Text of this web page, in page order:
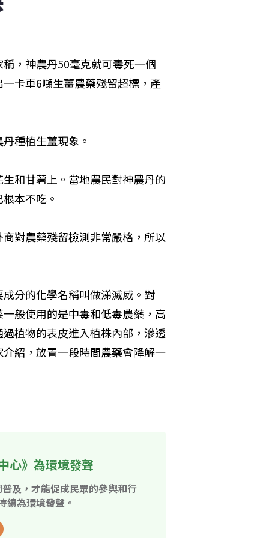
，神農丹50毫克就可毒死一個
卡車6噸生薑農藥殘留超標，產
種植生薑現象。
和甘薯上。當地農民對神農丹的
本不吃。
對農藥殘留檢測非常嚴格，所以
分的化學名稱叫做涕滅威。對
般使用的是中毒和低毒農藥，高
植物的表皮進入植株內部，滲透
紹，放置一段時間農藥會降解一
心》為環境發聲
及，才能促成民眾的參與和行
續為環境發聲。